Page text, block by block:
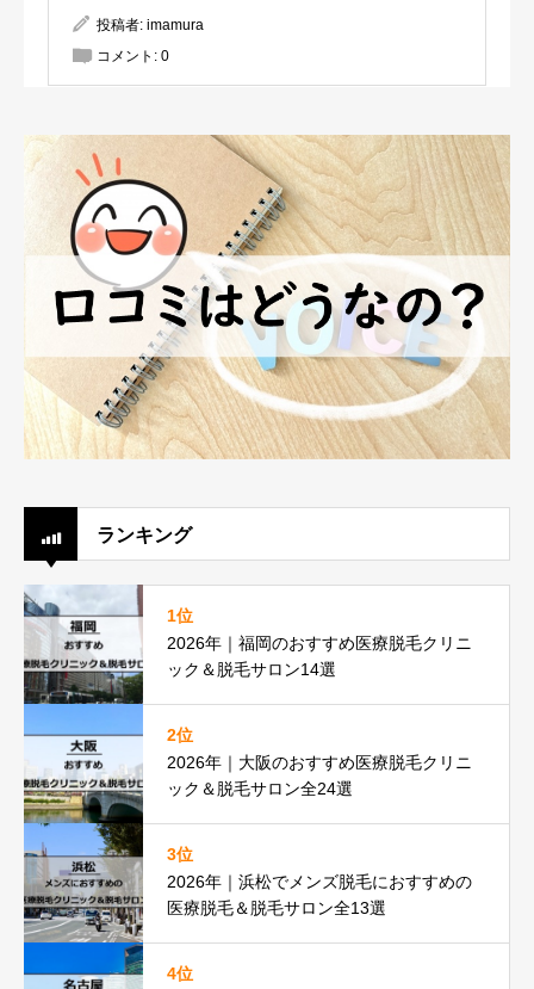
投稿者: imamura
コメント: 0
ランキング
1位
2026年｜福岡のおすすめ医療脱毛クリニ
ック＆脱毛サロン14選
2位
2026年｜大阪のおすすめ医療脱毛クリニ
ック＆脱毛サロン全24選
3位
2026年｜浜松でメンズ脱毛におすすめの
医療脱毛＆脱毛サロン全13選
4位